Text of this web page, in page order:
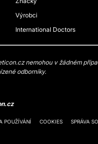
Výrobci
International Doctors
nemohou v žádném
odborníky.
POUŽÍVÁNÍ COOKIES SPRÁVA